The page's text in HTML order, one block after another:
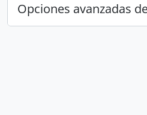
Opciones avanzadas